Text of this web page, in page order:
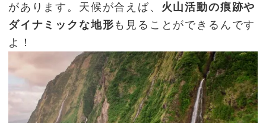
があります。天候が合えば、 火山活動の痕跡や
ダイナミックな地形 も見ることができるんです
よ！